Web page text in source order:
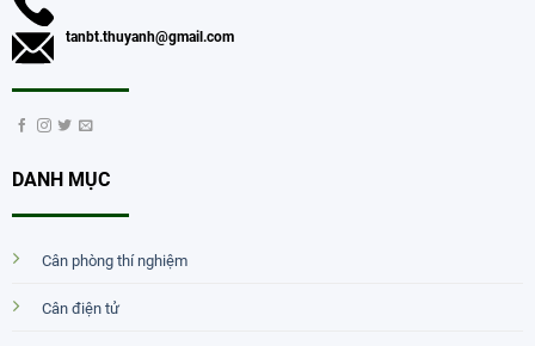
tanbt.thuyanh@gmail.com
DANH MỤC
Cân phòng thí nghiệm
Cân điện tử